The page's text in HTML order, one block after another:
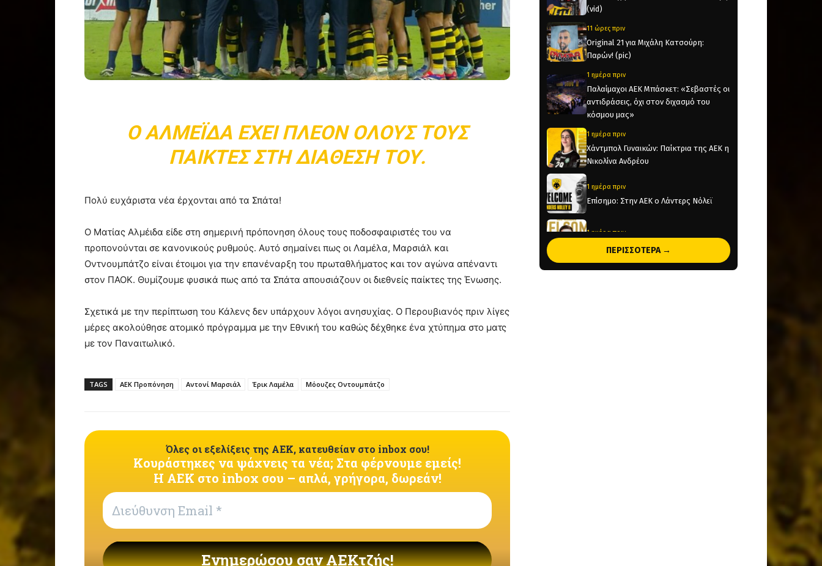
Ο ΑΛΜΈΙΔΑ ΈΧΕΙ ΠΛΈΟΝ ΌΛΟΥΣ ΤΟΥΣ
ΠΑΊΚΤΕΣ ΣΤΗ ΔΙΆΘΕΣΉ ΤΟΥ.
Πολύ ευχάριστα νέα έρχονται από τα Σπάτα!
Ο Ματίας Αλμέιδα είδε στη σημερινή πρόπονηση όλους τους ποδοσφαιριστές του να
προπονούνται σε κανονικούς ρυθμούς. Αυτό σημαίνει πως οι Λαμέλα, Μαρσιάλ και
Οντνουμπάτζο είναι έτοιμοι για την επανέναρξη του πρωταθλήματος και τον αγώνα απέναντι
στον ΠΑΟΚ. Θυμίζουμε φυσικά πως από τα Σπάτα απουσιάζουν οι διεθνείς παίκτες της Ένωσης.
Σχετικά με την περίπτωση του Κάλενς δεν υπάρχουν λόγοι ανησυχίας. Ο Περουβιανός πριν λίγες
μέρες ακολούθησε ατομικό πρόγραμμα με την Εθνική του καθώς δέχθηκε ένα χτύπημα στο ματς
με τον Παναιτωλικό.
TAGS ΑΕΚ Προπόνηση Αντονί Μαρσιάλ Έρικ Λαμέλα Μόουζες Οντουμπάτζο
(vid)
11 ώρες πριν
Original 21 για Μιχάλη Κατσούρη:
Παρών! (pic)
1 ημέρα πριν
Παλαίμαχοι ΑΕΚ Μπάσκετ: «Σεβαστές οι
αντιδράσεις, όχι στον διχασμό του
κόσμου μας»
1 ημέρα πριν
Χάντμπολ Γυναικών: Παίκτρια της ΑΕΚ η
Νικολίνα Ανδρέου
1 ημέρα πριν
Επίσημο: Στην ΑΕΚ ο Λάντερς Νόλεϊ
1 ημέρα πριν
Παίκτης της ΑΕΚ ο Μιλάν Βιτάλις! (pic)
1 ημέρα πριν
ΠΕΡΙΣΣΟΤΕΡΑ →